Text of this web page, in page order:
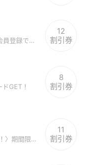
【配送料0円】無料のNike会員登録で全品１点から送料無料
12
割引券
GET！
8
割引券
〈15％OFFクーポン発行中！〉期間限定セール
11
割引券